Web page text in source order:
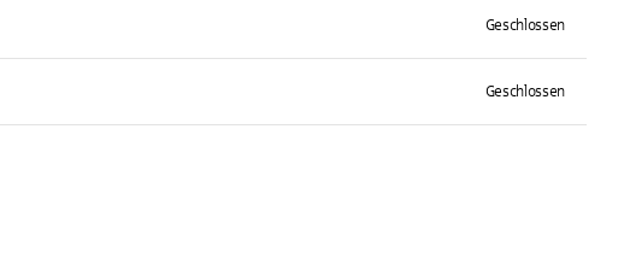
Geschlossen
Geschlossen